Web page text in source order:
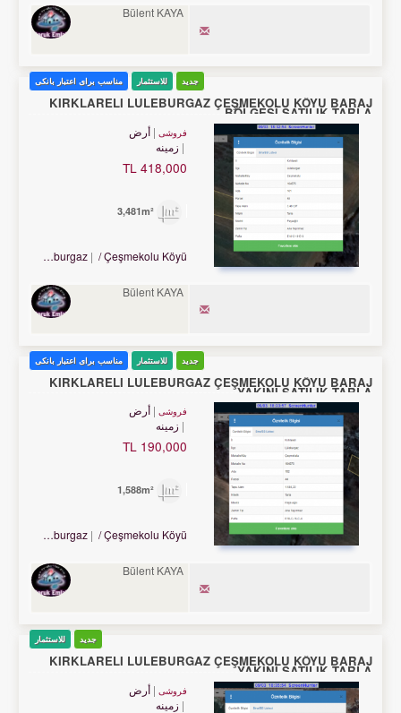
Bülent KAYA
جدید للاستثمار مناسب برای اعتبار بانکی
KIRKLARELİ LÜLEBURGAZ ÇEŞMEKOLU KÖYÜ BARAJ
BÖLGESİ SATILIK TARLA.
فروشی
أرض
زمینه
418,000 TL
Turkey Kırklareli / Lüleburgaz / Çeşmekolu Köyü
Bülent KAYA
جدید للاستثمار مناسب برای اعتبار بانکی
KIRKLARELİ LÜLEBURGAZ ÇEŞMEKOLU KÖYÜ BARAJ
YAKINI SATILIK TARLA
فروشی
أرض
زمینه
190,000 TL
Turkey Kırklareli / Lüleburgaz / Çeşmekolu Köyü
Bülent KAYA
جدید للاستثمار
KIRKLARELİ LÜLEBURGAZ ÇEŞMEKOLU KÖYÜ BARAJ
YAKINI SATILIK TARLA
فروشی
أرض
زمینه